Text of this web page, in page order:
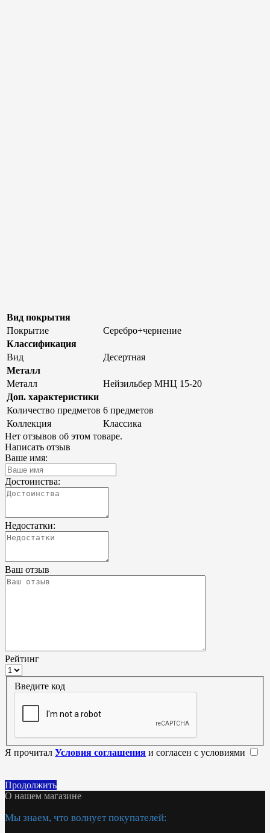
Вид покрытия
Покрытие
Серебро+чернение
Классификация
Вид
Десертная
Металл
Металл
Нейзильбер МНЦ 15-20
Доп. характеристики
Количество предметов 6 предметов
Коллекция
Классика
Нет отзывов об этом товаре.
Написать отзыв
Ваше имя:
Достоинства:
Недостатки:
Ваш отзыв
Рейтинг
Введите код
Я прочитал Условия соглашения и согласен с условиями
Продолжить
О нашем магазине
Мы знаем, что волнует покупателей: